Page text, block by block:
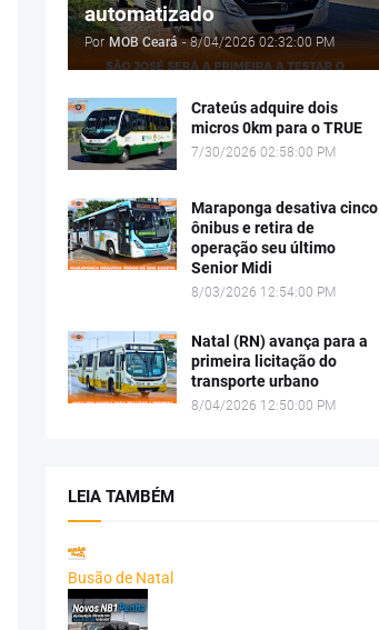
automatizado
Por MOB Ceará - 8/04/2026 02:32:00 PM
Crateús adquire dois
micros 0km para o TRUE
7/30/2026 02:58:00 PM
Maraponga desativa cinco
ônibus e retira de
operação seu último
Senior Midi
8/03/2026 12:54:00 PM
Natal (RN) avança para a
primeira licitação do
transporte urbano
8/04/2026 12:50:00 PM
LEIA TAMBÉM
Busão de Natal